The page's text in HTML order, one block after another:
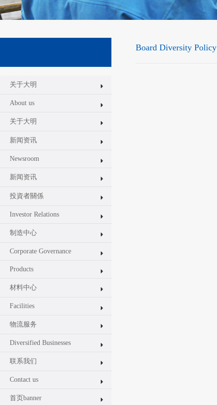
关于大明
About us
关于大明
新闻资讯
Newsroom
新闻资讯
投資者關係
Investor Relations
制造中心
Corporate Governance
Products
材料中心
Facilities
物流服务
Diversified Businesses
联系我们
Contact us
首页banner
Board Diversity Policy